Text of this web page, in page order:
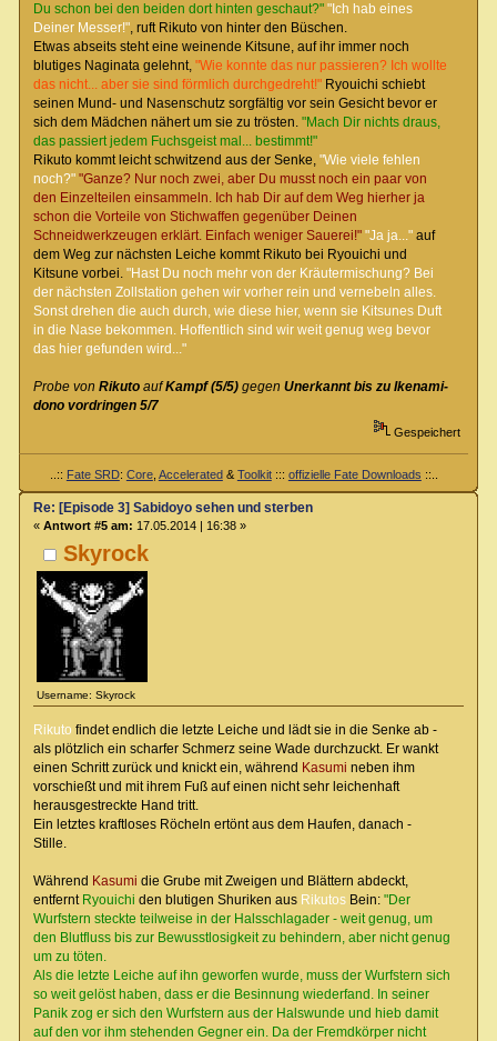
Du schon bei den beiden dort hinten geschaut?" "Ich hab eines
Deiner Messer!", ruft Rikuto von hinter den Büschen.
Etwas abseits steht eine weinende Kitsune, auf ihr immer noch
blutiges Naginata gelehnt, "Wie konnte das nur passieren? Ich wollte
das nicht... aber sie sind förmlich durchgedreht!"Ryouichi schiebt
seinen Mund- und Nasenschutz sorgfältig vor sein Gesicht bevor er
sich dem Mädchen nähert um sie zu trösten. "Mach Dir nichts draus,
das passiert jedem Fuchsgeist mal... bestimmt!"
Rikuto kommt leicht schwitzend aus der Senke, "Wie viele fehlen
noch?" "Ganze? Nur noch zwei, aber Du musst noch ein paar von
den Einzelteilen einsammeln. Ich hab Dir auf dem Weg hierher ja
schon die Vorteile von Stichwaffen gegenüber Deinen
Schneidwerkzeugen erklärt. Einfach weniger Sauerei!" "Ja ja..."auf
dem Weg zur nächsten Leiche kommt Rikuto bei Ryouichi und
Kitsune vorbei. "Hast Du noch mehr von der Kräutermischung? Bei
der nächsten Zollstation gehen wir vorher rein und vernebeln alles.
Sonst drehen die auch durch, wie diese hier, wenn sie Kitsunes Duft
in die Nase bekommen. Hoffentlich sind wir weit genug weg bevor
das hier gefunden wird..."
Probe von RikutoaufKampf (5/5)gegen Unerkannt bis zu Ikenami-
dono vordringen 5/7
Gespeichert
..:: Fate SRD: Core, Accelerated& Toolkit::: offizielle Fate Downloads ::..
Skyrock
Username: Skyrock
Re: [Episode 3] Sabidoyo sehen und sterben
« Antwort #5 am: 17.05.2014 | 16:38 »
Rikuto findet endlich die letzte Leiche und lädt sie in die Senke ab -
als plötzlich ein scharfer Schmerz seine Wade durchzuckt. Er wankt
einen Schritt zurück und knickt ein, während Kasumi neben ihm
vorschießt und mit ihrem Fuß auf einen nicht sehr leichenhaft
herausgestreckte Hand tritt.
Ein letztes kraftloses Röcheln ertönt aus dem Haufen, danach -
Stille.
Während Kasumi die Grube mit Zweigen und Blättern abdeckt,
entfernt Ryouichi den blutigen Shuriken aus RikutosBein: "Der
Wurfstern steckte teilweise in der Halsschlagader - weit genug, um
den Blutfluss bis zur Bewusstlosigkeit zu behindern, aber nicht genug
um zu töten.
Als die letzte Leiche auf ihn geworfen wurde, muss der Wurfstern sich
so weit gelöst haben, dass er die Besinnung wiederfand. In seiner
Panik zog er sich den Wurfstern aus der Halswunde und hieb damit
auf den vor ihm stehenden Gegner ein. Da der Fremdkörper nicht